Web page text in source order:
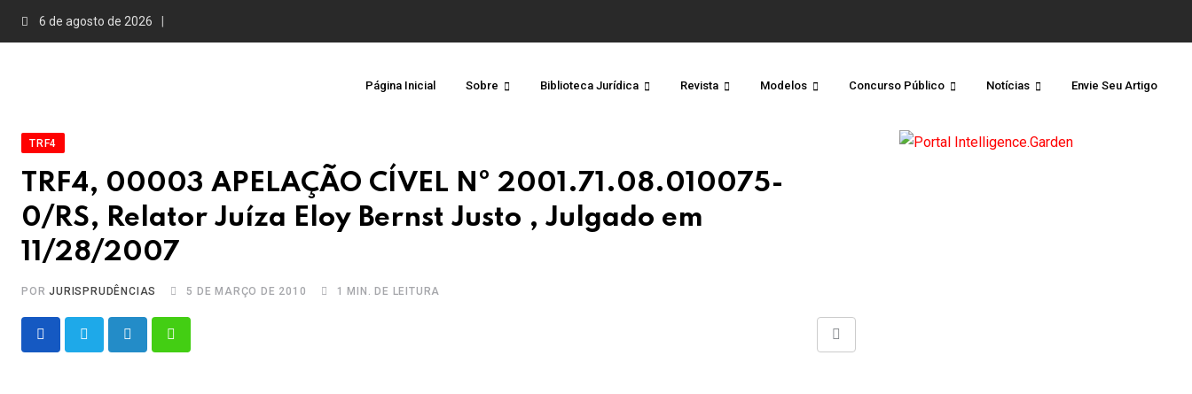
6 de agosto de 2026
Página Inicial Sobre Biblioteca Jurídica Revista Modelos Concurso Público Notícias Envie Seu Artigo
TRF4
TRF4, 00003 APELAÇÃO CÍVEL Nº 2001.71.08.010075-
0/RS, Relator Juíza Eloy Bernst Justo , Julgado em
11/28/2007
PORJURISPRUDÊNCIAS 5 DE MARÇO DE 2010 1 MIN. DE LEITURA
LinkedInWhatsapp
Share